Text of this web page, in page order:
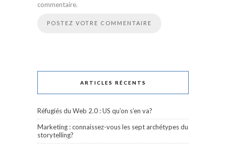
commentaire.
ARTICLES RÉCENTS
Réfugiés du Web 2.0 : US qu’on s’en va?
Marketing : connaissez-vous les sept archétypes du
storytelling?